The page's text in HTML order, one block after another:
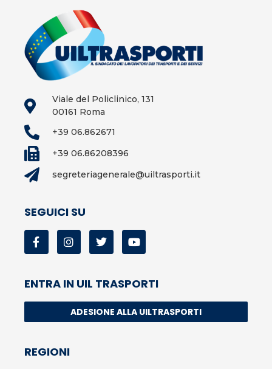
Viale del Policlinico, 131
00161 Roma
+39 06.862671
+39 06.86208396
segreteriagenerale@uiltrasporti.it
SEGUICI SU
ENTRA IN UIL TRASPORTI
ADESIONE ALLA UILTRASPORTI
REGIONI